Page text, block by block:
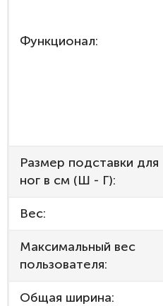
Функционал:
Размер подставки для
ног в см (Ш - Г):
Вес:
Максимальный вес
пользователя:
Общая ширина: